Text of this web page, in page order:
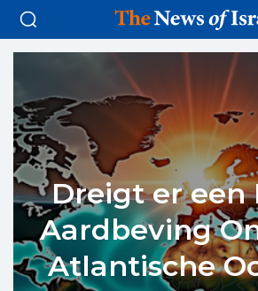
Dreigt er een
Aardbeving
Atlantische